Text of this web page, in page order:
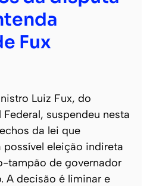
Fux
Luiz Fux, do
Federal, suspendeu nesta
da lei que
possível eleição indireta
tampão de governador
A decisão é liminar e